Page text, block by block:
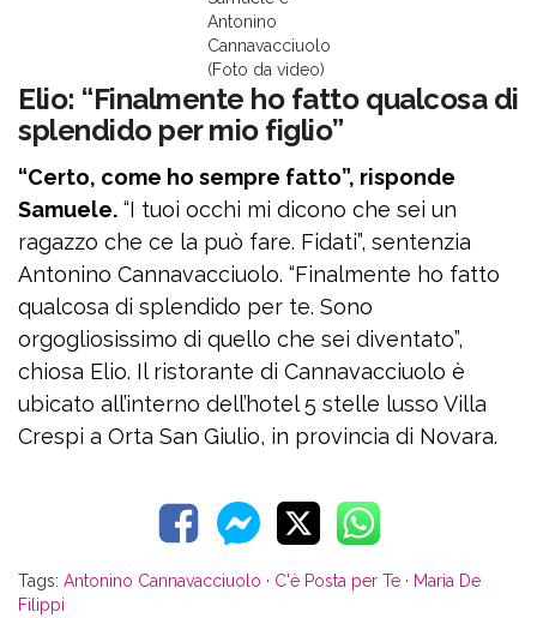
Antonino
Cannavacciuolo
(Foto da video)
Elio: “Finalmente ho fatto qualcosa di
splendido per mio figlio”
“Certo, come ho sempre fatto”, risponde
Samuele. “I tuoi occhi mi dicono che sei un
ragazzo che ce la può fare. Fidati”, sentenzia
Antonino Cannavacciuolo. “Finalmente ho fatto
qualcosa di splendido per te. Sono
orgogliosissimo di quello che sei diventato”,
chiosa Elio. Il ristorante di Cannavacciuolo è
ubicato all’interno dell’hotel 5 stelle lusso Villa
Crespi a Orta San Giulio, in provincia di Novara.
Tags: Antonino Cannavacciuolo · C'è Posta per Te · Maria De
Filippi